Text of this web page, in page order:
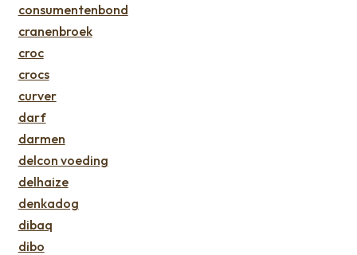
consumentenbond
cranenbroek
croc
crocs
curver
darf
darmen
delcon voeding
delhaize
denkadog
dibaq
dibo